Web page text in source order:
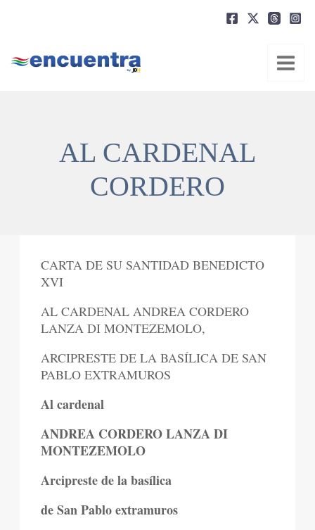
AL CARDENAL
CORDERO
CARTA DE SU SANTIDAD BENEDICTO
XVI
AL CARDENAL ANDREA CORDERO
LANZA DI MONTEZEMOLO,
ARCIPRESTE DE LA BASÍLICA DE SAN
PABLO EXTRAMUROS
Al cardenal
ANDREA CORDERO LANZA DI
MONTEZEMOLO
Arcipreste de la basílica
de San Pablo extramuros